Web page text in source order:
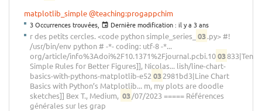
matplotlib_simple@teaching:progappchim
3 Occurrences trouvées, Dernière modification : il y a 3 ans
r des petits cercles. <code python simple_series_ 03 .py> #!
/usr/bin/env python # -*- coding: utf-8 -*...
org/article/info%3Adoi%2F10.1371%2Fjournal.pcbi.1003 833|Ten
Simple Rules for Better Figures]], Nicolas... lish/line-chart-
basics-with-pythons-matplotlib-e52 03 2981bd3|Line Chart
Basics with Python’s Matplotlib... m, my plots are doodle
sketches]] Bex T., Medium, 03 /07/2023 ===== Références
générales sur les grap